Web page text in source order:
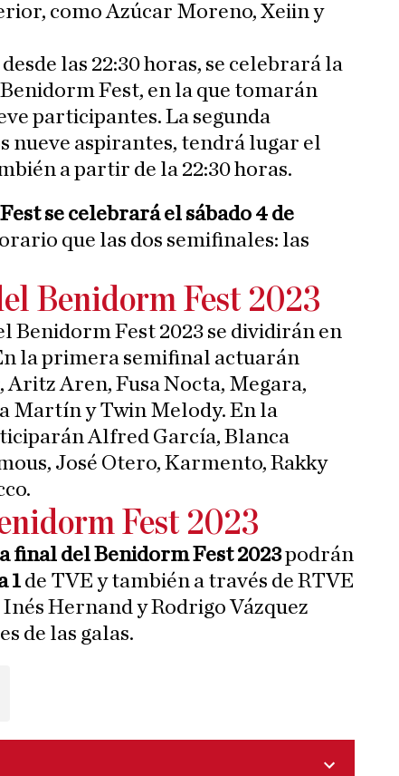
como Azúcar Moreno, Xeiin y
las 22:30 horas, se celebrará la
Fest, en la que tomarán
participantes. La segunda
nueve aspirantes, tendrá lugar el
a partir de la 22:30 horas.
se celebrará el sábado 4 de
que las dos semifinales: las
Benidorm Fest 2023
Benidorm Fest 2023 se dividirán en
la primera semifinal actuarán
Aritz Aren, Fusa Nocta, Megara,
Martín y Twin Melody. En la
Alfred García, Blanca
José Otero, Karmento, Rakky
Fest 2023
final del Benidorm Fest 2023podrán
1de TVE y también a través de RTVE
Hernand y Rodrigo Vázquez
de las galas.